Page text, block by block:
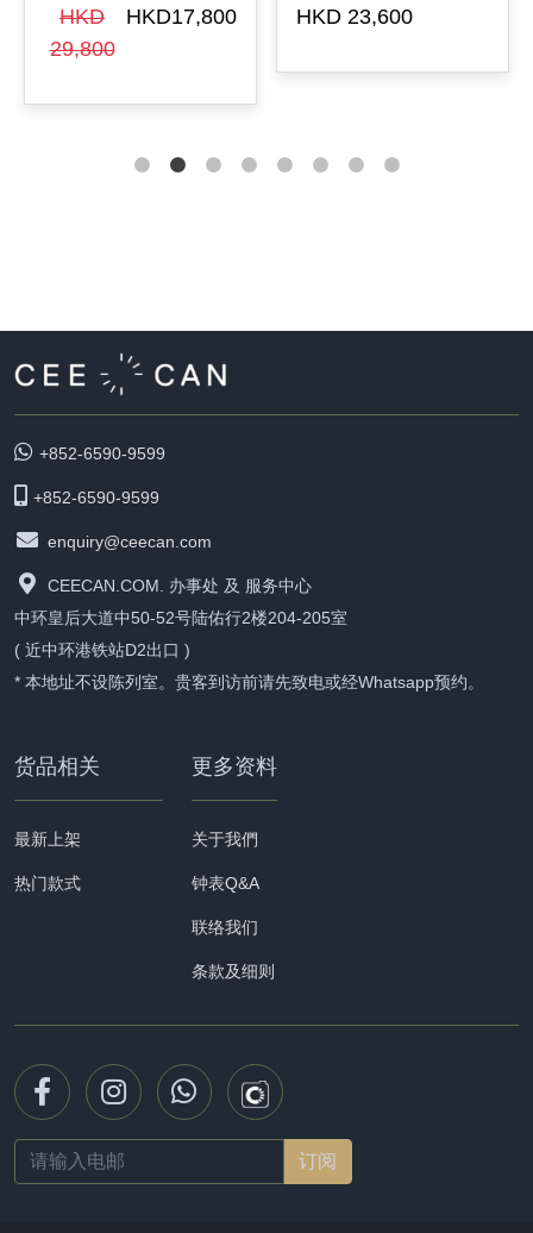
HKD 45,000 HKD 26,600
+852-6590-9599
+852-6590-9599
enquiry@ceecan.com
CEECAN.COM. 办事处 及 服务中心
中环皇后大道中50-52号陆佑行2楼204-205室
( 近中环港铁站D2出口 )
* 本地址不设陈列室。贵客到访前请先致电或经Whatsapp预约。
货品相关
最新上架
热门款式
更多资料
关于我們
钟表Q&A
联络我们
条款及细则
Email
address